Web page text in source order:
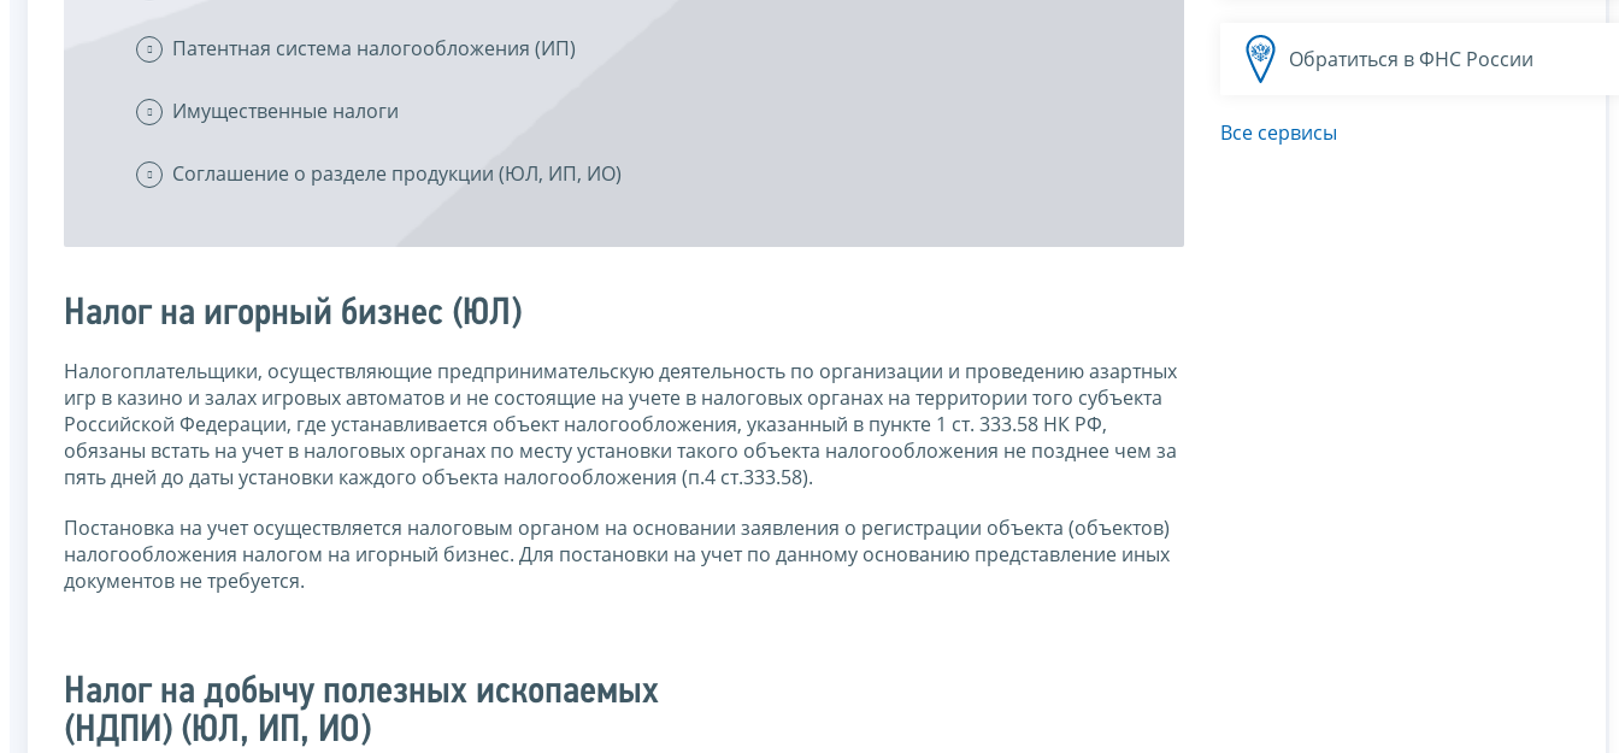
Патентная система налогообложения (ИП)
Имущественные налоги
Соглашение о разделе продукции (ЮЛ, ИП, ИО)
Налог на игорный бизнес (ЮЛ)
Налогоплательщики, осуществляющие предпринимательскую деятельность по организации и проведению азартных
игр в казино и залах игровых автоматов и не состоящие на учете в налоговых органах на территории того субъекта
Российской Федерации, где устанавливается объект налогообложения, указанный в пункте 1 ст. 333.58 НК РФ,
обязаны встать на учет в налоговых органах по месту установки такого объекта налогообложения не позднее чем за
пять дней до даты установки каждого объекта налогообложения (п.4 ст.333.58).
Постановка на учет осуществляется налоговым органом на основании заявления о регистрации объекта (объектов)
налогообложения налогом на игорный бизнес. Для постановки на учет по данному основанию представление иных
документов не требуется.
Налог на добычу полезных ископаемых
(НДПИ) (ЮЛ, ИП, ИО)
Обратиться в ФНС России
Все сервисы